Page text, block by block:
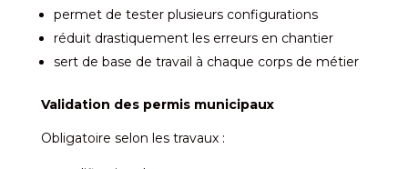
permet de tester plusieurs configurations
réduit drastiquement les erreurs en chantier
sert de base de travail à chaque corps de métier
Validation des permis municipaux
Obligatoire selon les travaux :